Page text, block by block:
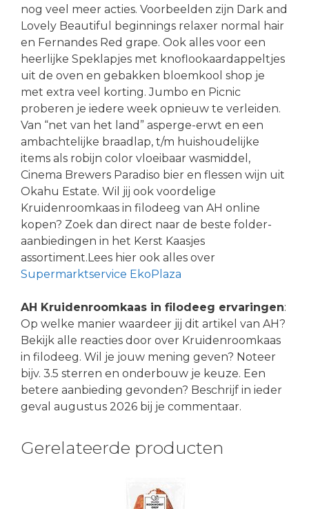
nog veel meer acties. Voorbeelden zijn Dark and
Lovely Beautiful beginnings relaxer normal hair
en Fernandes Red grape. Ook alles voor een
heerlijke Speklapjes met knoflookaardappeltjes
uit de oven en gebakken bloemkool shop je
met extra veel korting. Jumbo en Picnic
proberen je iedere week opnieuw te verleiden.
Van “net van het land” asperge-erwt en een
ambachtelijke braadlap, t/m huishoudelijke
items als robijn color vloeibaar wasmiddel,
Cinema Brewers Paradiso bier en flessen wijn uit
Okahu Estate. Wil jij ook voordelige
Kruidenroomkaas in filodeeg van AH online
kopen? Zoek dan direct naar de beste folder-
aanbiedingen in het Kerst Kaasjes
assortiment.Lees hier ook alles over
Supermarktservice EkoPlaza
AH Kruidenroomkaas in filodeeg ervaringen:
Op welke manier waardeer jij dit artikel van AH?
Bekijk alle reacties door over Kruidenroomkaas
in filodeeg. Wil je jouw mening geven? Noteer
bijv. 3.5 sterren en onderbouw je keuze. Een
betere aanbieding gevonden? Beschrijf in ieder
geval augustus 2026 bij je commentaar.
Gerelateerde producten